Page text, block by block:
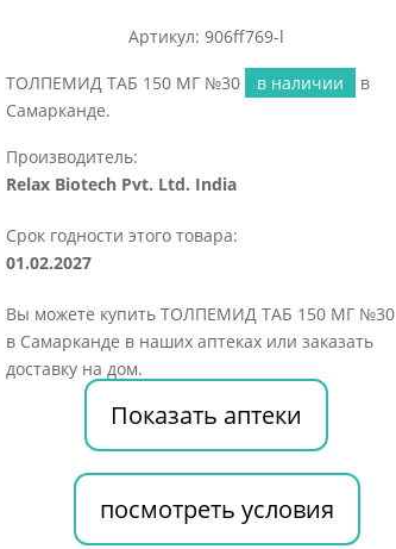
Артикул: 906ff769-l
ТОЛПЕМИД ТАБ 150 МГ №30 в наличии
в
Самарканде.
Производитель:
Relax Biotech Pvt. Ltd. India
Срок годности этого товара:
01.02.2027
Вы можете купить ТОЛПЕМИД ТАБ 150 МГ №30
в Самарканде в наших аптеках или заказать
доставку на дом.
Показать аптеки
посмотреть условия